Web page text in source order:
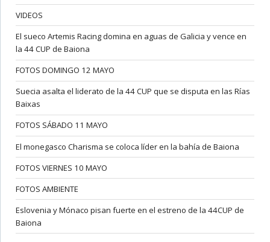
VIDEOS
El sueco Artemis Racing domina en aguas de Galicia y vence en
la 44 CUP de Baiona
FOTOS DOMINGO 12 MAYO
Suecia asalta el liderato de la 44 CUP que se disputa en las Rías
Baixas
FOTOS SÁBADO 11 MAYO
El monegasco Charisma se coloca líder en la bahía de Baiona
FOTOS VIERNES 10 MAYO
FOTOS AMBIENTE
Eslovenia y Mónaco pisan fuerte en el estreno de la 44CUP de
Baiona